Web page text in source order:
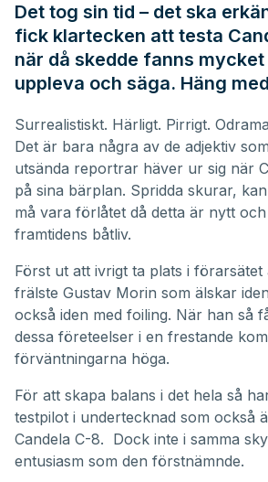
Det tog sin tid – det ska
fick klartecken att testa
när då skedde fanns
uppleva och säga. Häng
Surrealistiskt. Härligt. Pirrigt.
Det är bara några av de adjektiv
utsända reportrar häver ur sig när
på sina bärplan. Spridda skurar,
må vara förlåtet då detta är nytt
framtidens båtliv.
Först ut att ivrigt ta plats i förarsätet
frälste Gustav Morin som älskar
också iden med foiling. När han så
dessa företeelser i en frestande
förväntningarna höga.
För att skapa balans i det hela så
testpilot i undertecknad som också
Candela C-8. Dock inte i samma
entusiasm som den förstnämnde.